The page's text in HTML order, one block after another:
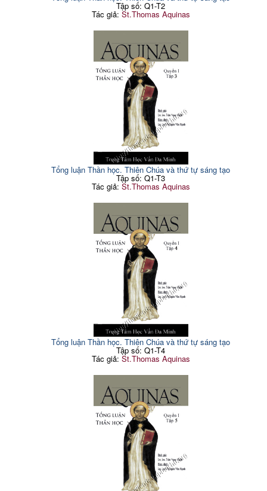
Tập số: Q1-T2
Tác giả: St.Thomas Aquinas
Tổng luận Thần học. Thiên Chúa và thứ tự sáng tạo
Tập số: Q1-T3
Tác giả: St.Thomas Aquinas
Tổng luận Thần học. Thiên Chúa và thứ tự sáng tạo
Tập số: Q1-T4
Tác giả: St.Thomas Aquinas